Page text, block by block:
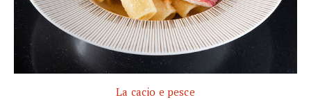
La cacio e pesce